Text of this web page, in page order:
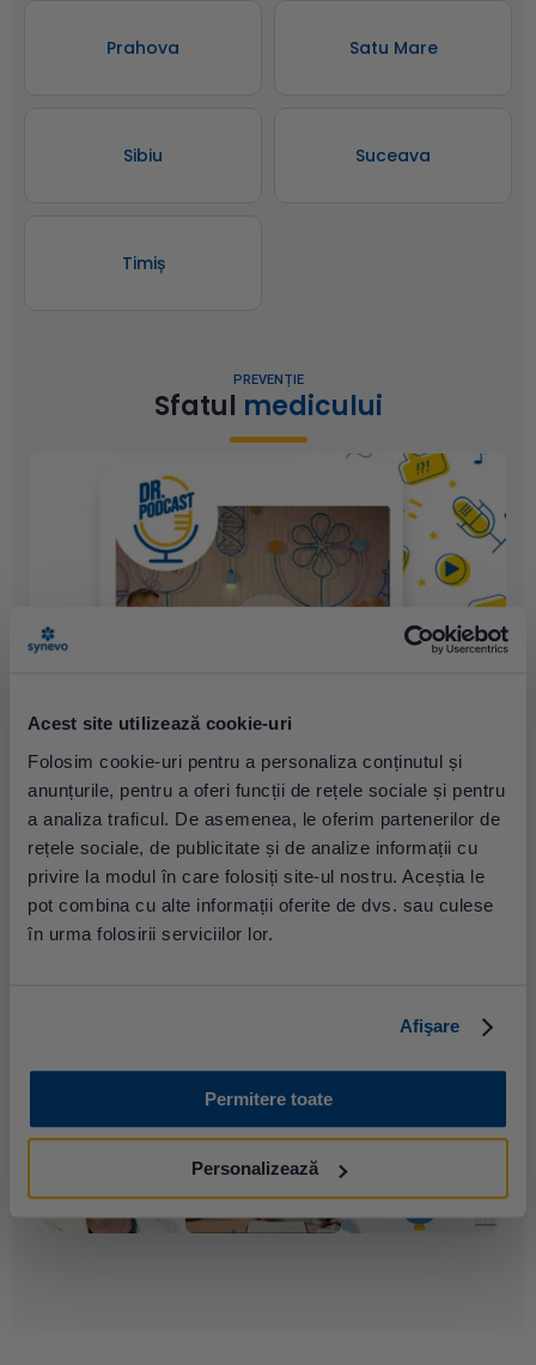
Acest site utilizează cookie-uri
Folosim cookie-uri pentru a personaliza conținutul și
anunțurile, pentru a oferi funcții de rețele sociale și pentru
a analiza traficul. De asemenea, le oferim partenerilor de
rețele sociale, de publicitate și de analize informații cu
privire la modul în care folosiți site-ul nostru. Aceștia le
pot combina cu alte informații oferite de dvs. sau culese
în urma folosirii serviciilor lor.
Afişare
Permitere toate
Personalizează
Prahova Satu Mare
Sibiu Suceava
Timiș
PREVENȚIE
Sfatul medicului
Răspunsuri la întrebările tale de sănătate
Bine ai venit la Dr. Podcast! Un podcast medical în cadrul
căruia vom dezbate subiecte de interes atât pentru
medici, cât și pentru publicul larg. Cu ajutorul invitaților
noștri, vei afla informații despre afecțiunile cele mai